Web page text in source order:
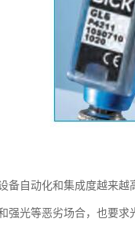
备自动化和集成度越来越
强光等恶劣场合，也要求